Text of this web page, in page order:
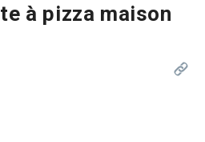
à pizza maison